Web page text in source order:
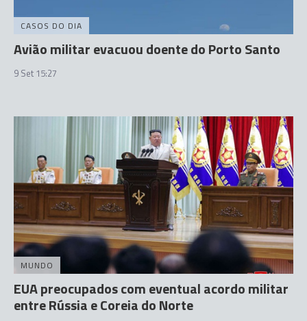
CASOS DO DIA
Avião militar evacuou doente do Porto Santo
9 Set 15:27
MUNDO
EUA preocupados com eventual acordo militar
entre Rússia e Coreia do Norte